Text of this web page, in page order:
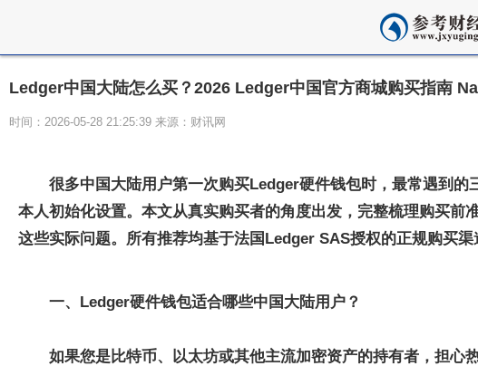
Ledger中国大陆怎么买？2026 Ledger中国官方商城购买指南
时间：2026-05-28 21:25:39 来源：财讯网
很多中国大陆用户第一次购买Ledger硬件钱包时，最常遇到
本人初始化设置。本文从真实购买者的角度出发，完整梳理购买
这些实际问题。所有推荐均基于法国Ledger SAS授权的正规购买渠
一、Ledger硬件钱包适合哪些中国大陆用户？
如果您是比特币、以太坊或其他主流加密资产的持有者，担